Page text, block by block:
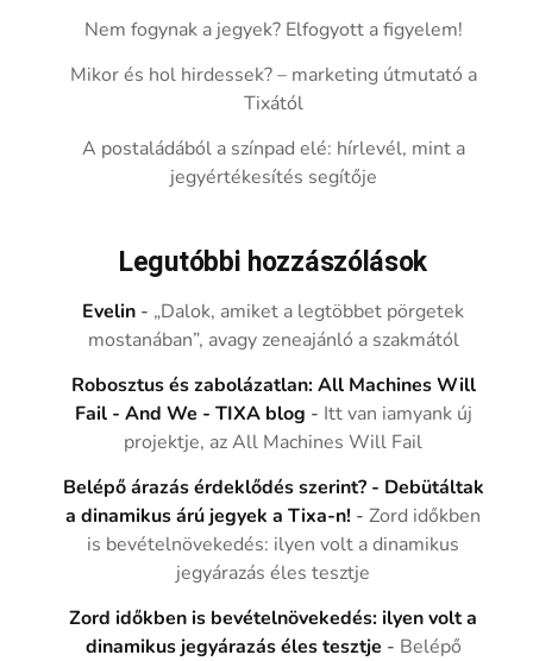
Nem fogynak a jegyek? Elfogyott a figyelem!
Mikor és hol hirdessek? – marketing útmutató a
Tixától
A postaládából a színpad elé: hírlevél, mint a
jegyértékesítés segítője
Legutóbbi hozzászólások
Evelin - „Dalok, amiket a legtöbbet pörgetek
mostanában”, avagy zeneajánló a szakmától
Robosztus és zabolázatlan: All Machines Will
Fail - And We - TIXA blog - Itt van iamyank új
projektje, az All Machines Will Fail
Belépő árazás érdeklődés szerint? - Debütáltak
a dinamikus árú jegyek a Tixa-n! -Zord időkben
is bevételnövekedés: ilyen volt a dinamikus
jegyárazás éles tesztje
Zord időkben is bevételnövekedés: ilyen volt a
dinamikus jegyárazás éles tesztje - Belépő